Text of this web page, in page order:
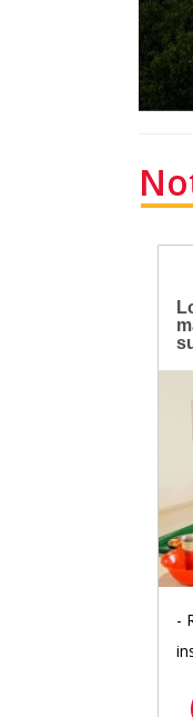
-